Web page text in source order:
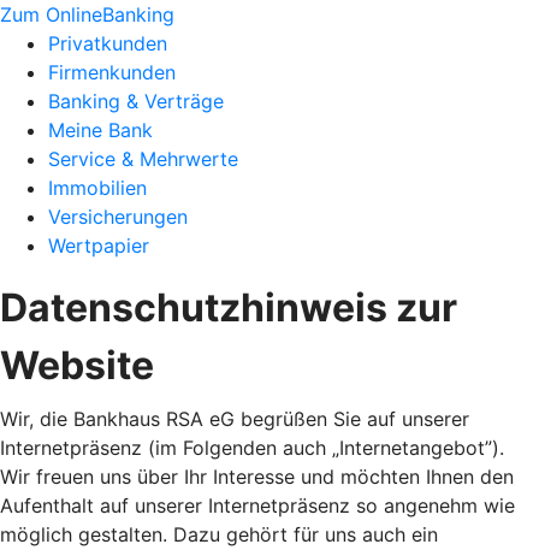
Zum OnlineBanking
Privatkunden
Firmenkunden
Banking & Verträge
Meine Bank
Service & Mehrwerte
Immobilien
Versicherungen
Wertpapier
Datenschutzhinweis zur
Website
Wir, die Bankhaus RSA eG begrüßen Sie auf unserer
Internetpräsenz (im Folgenden auch „Internetangebot”).
Wir freuen uns über Ihr Interesse und möchten Ihnen den
Aufenthalt auf unserer Internetpräsenz so angenehm wie
möglich gestalten. Dazu gehört für uns auch ein